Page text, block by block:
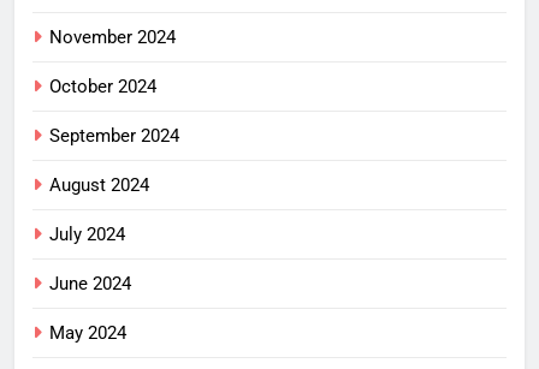
November 2024
October 2024
September 2024
August 2024
July 2024
June 2024
May 2024